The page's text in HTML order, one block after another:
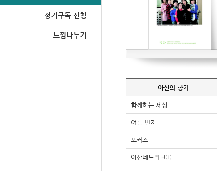
정기구독 신청
느낌나누기
아산의 향기
함께하는 세상
여름 편지
포커스
아산네트워크①